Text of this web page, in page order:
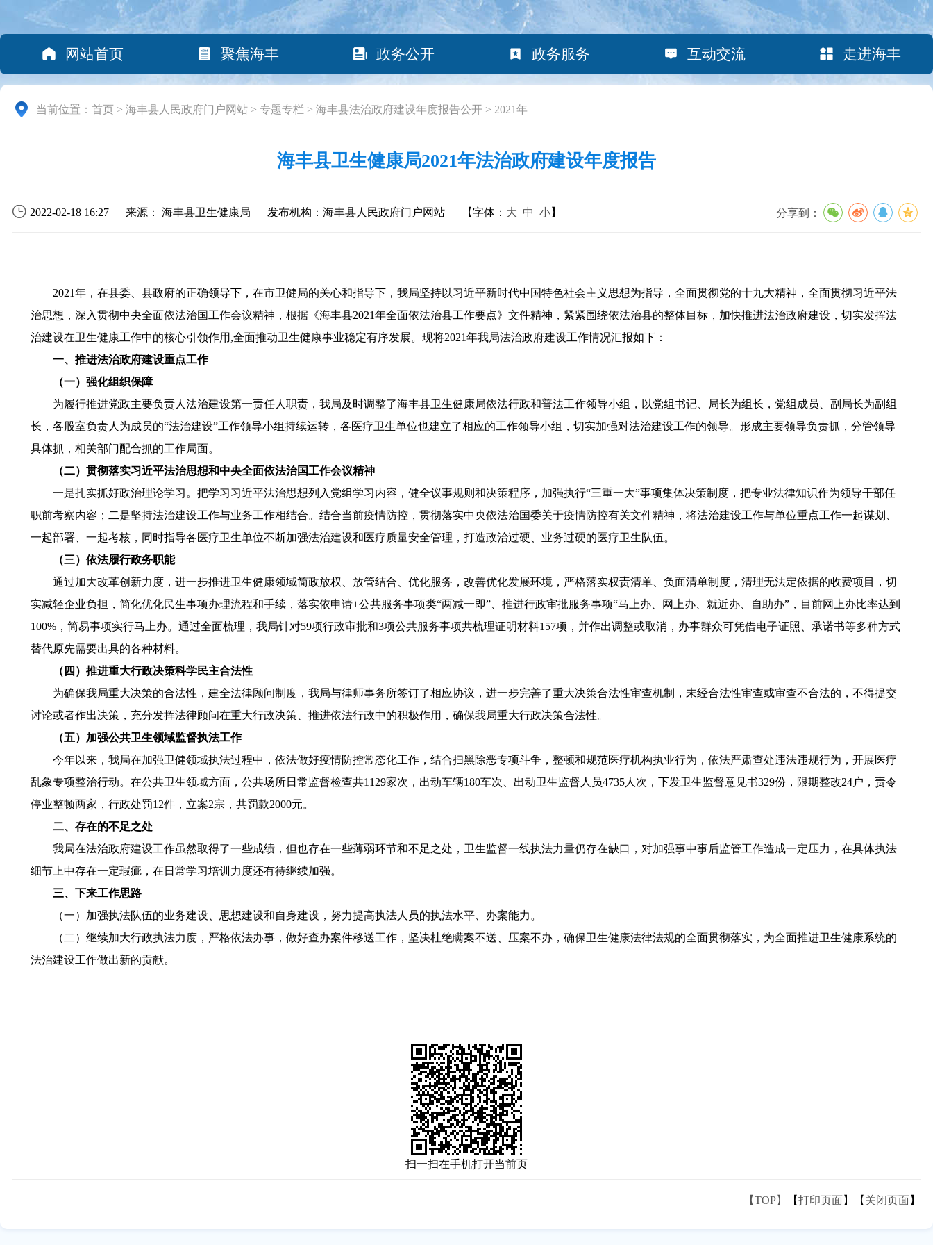
网站首页 聚焦海丰 政务公开 政务服务 互动交流 走进海丰
当前位置： 首页 > 海丰县人民政府门户网站 > 专题专栏 > 海丰县法治政府建设年度报告公开 > 2021年
海丰县卫生健康局2021年法治政府建设年度报告
2022-02-18 16:27 来源： 海丰县卫生健康局 发布机构：海丰县人民政府门户网站 【字体： 大 中 小】 分享到：
2021年，在县委、县政府的正确领导下，在市卫健局的关心和指导下，我局坚持以习近平新时代中国特色社会主义思想为指导，全面贯彻党的十九大精神，全面贯彻习近平法
治思想，深入贯彻中央全面依法治国工作会议精神，根据《海丰县2021年全面依法治县工作要点》文件精神，紧紧围绕依法治县的整体目标，加快推进法治政府建设，切实发挥法
治建设在卫生健康工作中的核心引领作用,全面推动卫生健康事业稳定有序发展。现将2021年我局法治政府建设工作情况汇报如下：
一、推进法治政府建设重点工作
（一）强化组织保障
为履行推进党政主要负责人法治建设第一责任人职责，我局及时调整了海丰县卫生健康局依法行政和普法工作领导小组，以党组书记、局长为组长，党组成员、副局长为副组
长，各股室负责人为成员的“法治建设”工作领导小组持续运转，各医疗卫生单位也建立了相应的工作领导小组，切实加强对法治建设工作的领导。形成主要领导负责抓，分管领导
具体抓，相关部门配合抓的工作局面。
（二）贯彻落实习近平法治思想和中央全面依法治国工作会议精神
一是扎实抓好政治理论学习。把学习习近平法治思想列入党组学习内容，健全议事规则和决策程序，加强执行“三重一大”事项集体决策制度，把专业法律知识作为领导干部任
职前考察内容；二是坚持法治建设工作与业务工作相结合。结合当前疫情防控，贯彻落实中央依法治国委关于疫情防控有关文件精神，将法治建设工作与单位重点工作一起谋划、
一起部署、一起考核，同时指导各医疗卫生单位不断加强法治建设和医疗质量安全管理，打造政治过硬、业务过硬的医疗卫生队伍。
（三）依法履行政务职能
通过加大改革创新力度，进一步推进卫生健康领域简政放权、放管结合、优化服务，改善优化发展环境，严格落实权责清单、负面清单制度，清理无法定依据的收费项目，切
实减轻企业负担，简化优化民生事项办理流程和手续，落实依申请+公共服务事项类“两减一即”、推进行政审批服务事项“马上办、网上办、就近办、自助办”，目前网上办比率达到
100%，简易事项实行马上办。通过全面梳理，我局针对59项行政审批和3项公共服务事项共梳理证明材料157项，并作出调整或取消，办事群众可凭借电子证照、承诺书等多种方式
替代原先需要出具的各种材料。
（四）推进重大行政决策科学民主合法性
为确保我局重大决策的合法性，建全法律顾问制度，我局与律师事务所签订了相应协议，进一步完善了重大决策合法性审查机制，未经合法性审查或审查不合法的，不得提交
讨论或者作出决策，充分发挥法律顾问在重大行政决策、推进依法行政中的积极作用，确保我局重大行政决策合法性。
（五）加强公共卫生领域监督执法工作
今年以来，我局在加强卫健领域执法过程中，依法做好疫情防控常态化工作，结合扫黑除恶专项斗争，整顿和规范医疗机构执业行为，依法严肃查处违法违规行为，开展医疗
乱象专项整治行动。在公共卫生领域方面，公共场所日常监督检查共1129家次，出动车辆180车次、出动卫生监督人员4735人次，下发卫生监督意见书329份，限期整改24户，责令
停业整顿两家，行政处罚12件，立案2宗，共罚款2000元。
二、存在的不足之处
我局在法治政府建设工作虽然取得了一些成绩，但也存在一些薄弱环节和不足之处，卫生监督一线执法力量仍存在缺口，对加强事中事后监管工作造成一定压力，在具体执法
细节上中存在一定瑕疵，在日常学习培训力度还有待继续加强。
三、下来工作思路
（一）加强执法队伍的业务建设、思想建设和自身建设，努力提高执法人员的执法水平、办案能力。
（二）继续加大行政执法力度，严格依法办事，做好查办案件移送工作，坚决杜绝瞒案不送、压案不办，确保卫生健康法律法规的全面贯彻落实，为全面推进卫生健康系统的
法治建设工作做出新的贡献。
扫一扫在手机打开当前页
【TOP】 【打印页面】【 关闭页面】